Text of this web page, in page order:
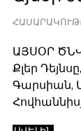
душой.
Редакция
не
лезет
в
հետ
պայման
չէ
նյութերը
ԱՅՍՕՐ
Քլեր
Գարսիան,